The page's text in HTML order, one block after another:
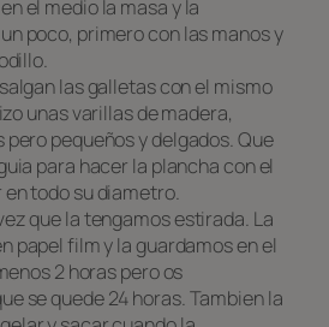
el medio la masa y la
poco, primero con las manos y
las galletas con el mismo
unas varillas de madera,
pequeños y delgados. Que
para hacer la plancha con el
todo su diametro.
que la tengamos estirada. La
papel film y la guardamos en el
2 horas pero os
se quede 24 horas. Tambien la